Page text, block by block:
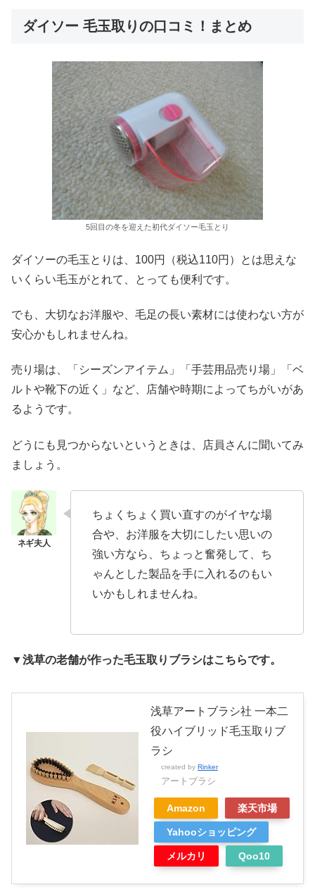
ダイソー 毛玉取りの口コミ！まとめ
5回目の冬を迎えた初代ダイソー毛玉とり
ダイソーの毛玉とりは、100円（税込110円）とは思えな
いくらい毛玉がとれて、とっても便利です。
でも、大切なお洋服や、毛足の長い素材には使わない方が
安心かもしれませんね。
売り場は、「シーズンアイテム」「手芸用品売り場」「ベ
ルトや靴下の近く」など、店舗や時期によってちがいがあ
るようです。
どうにも見つからないというときは、店員さんに聞いてみ
ましょう。
ちょくちょく買い直すのがイヤな場
合や、お洋服を大切にしたい思いの
強い方なら、ちょっと奮発して、ち
ゃんとした製品を手に入れるのもい
いかもしれませんね。
▼浅草の老舗が作った毛玉取りブラシはこちらです。
浅草アートブラシ社 一本二
役ハイブリッド毛玉取りブ
ラシ
created by Rinker
アートブラシ
Amazon 楽天市場
Yahooショッピング
メルカリ Qoo10